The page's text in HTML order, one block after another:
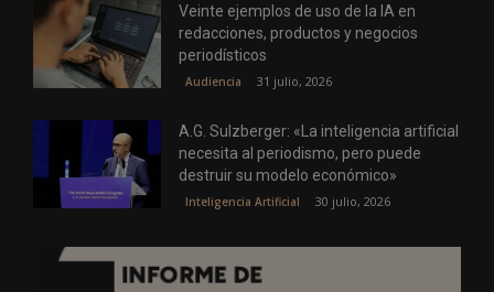
Veinte ejemplos de uso de la IA en
redacciones, productos y negocios
periodísticos
Audiencia 31 julio, 2026
A.G. Sulzberger: «La inteligencia artificial
necesita al periodismo, pero puede
destruir su modelo económico»
Inteligencia Artificial 30 julio, 2026